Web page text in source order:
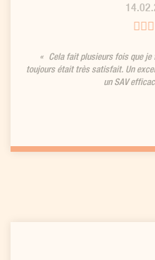
Cela fait plusieurs fois que
toujours était très satisfait. Un
un SAV